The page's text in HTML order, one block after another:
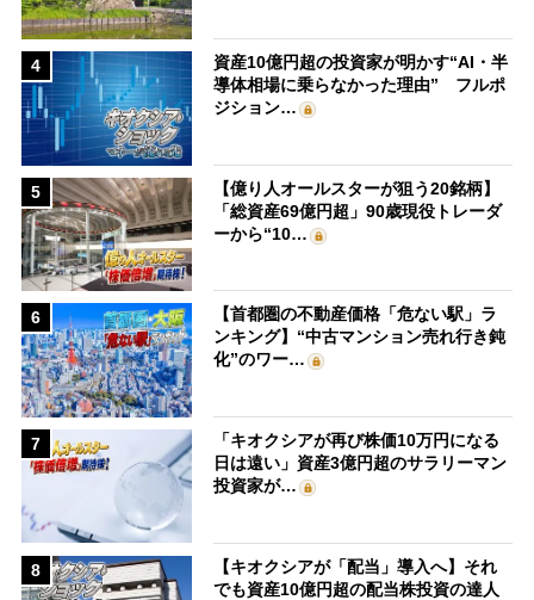
4
資産10億円超の投資家が明かす“AI・半
導体相場に乗らなかった理由” フルポ
ジション…
5
【億り人オールスターが狙う20銘柄】
「総資産69億円超」90歳現役トレーダ
ーから“10…
6
【首都圏の不動産価格「危ない駅」ラ
ンキング】“中古マンション売れ行き鈍
化”のワー…
7
「キオクシアが再び株価10万円になる
日は遠い」資産3億円超のサラリーマン
投資家が…
8
【キオクシアが「配当」導入へ】それ
でも資産10億円超の配当株投資の達人